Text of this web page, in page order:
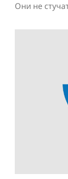
Они не